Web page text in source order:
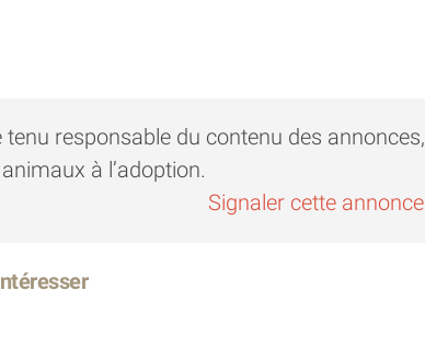
responsable du contenu des annonces,
à l’adoption.
Signaler cette annonce